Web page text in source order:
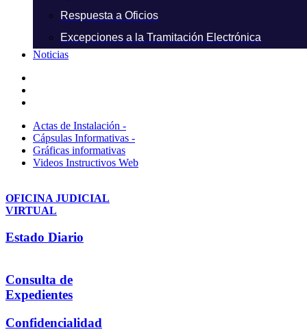
Respuesta a Oficios
Excepciones a la Tramitación Electrónica
Noticias
Actas de Instalación -
Cápsulas Informativas -
Gráficas informativas
Videos Instructivos Web
OFICINA JUDICIAL
VIRTUAL
Estado Diario
Consulta de
Expedientes
Confidencialidad